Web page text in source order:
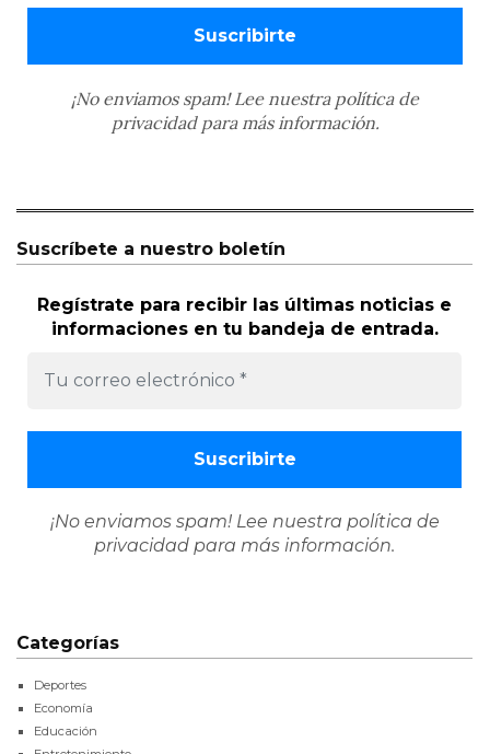
¡No enviamos spam! Lee nuestra política de
privacidadpara más información.
Suscríbete a nuestro boletín
Regístrate para recibir las últimas noticias e
informaciones en tu bandeja de entrada.
¡No enviamos spam! Lee nuestra política de
privacidad para más información.
Categorías
Deportes
Economía
Educación